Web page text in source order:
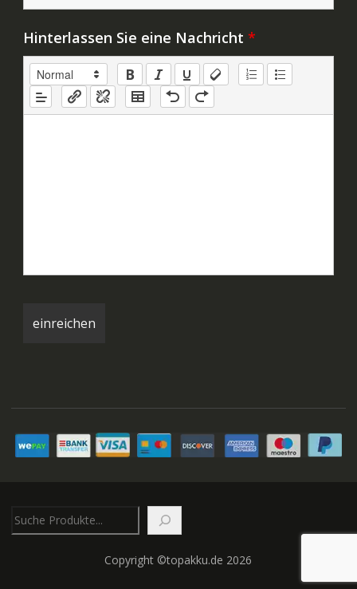
Hinterlassen Sie eine Nachricht *
Copyright ©topakku.de 2026